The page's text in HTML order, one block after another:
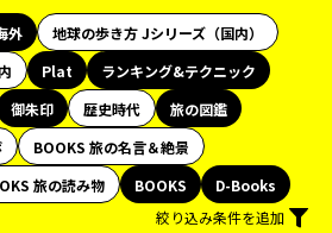
外
地球の歩き方 Jシリーズ（国内）
Plat
ランキング&テクニック
御朱印 歴史時代
旅の図鑑
BOOKS 旅の名言＆絶景
旅の読み物 BOOKS
D-Books
絞り込み条件を追加